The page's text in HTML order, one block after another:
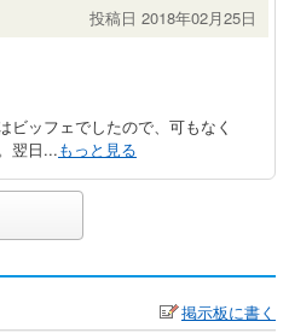
投稿日 2018年02月25日
ッフェでしたので、可もなく
翌日...もっと見る
掲示板に書く